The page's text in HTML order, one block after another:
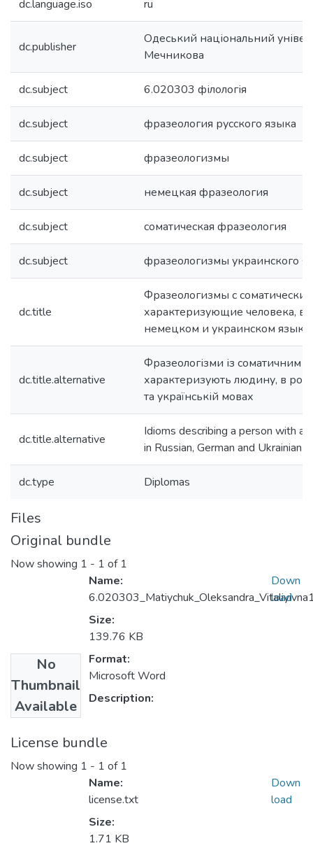
dc.language.iso ru
dc.publisher
Одеський національний
Мечникова
dc.subject 6.020303 філологія
dc.subject фразеология русского языка
dc.subject фразеологизмы
dc.subject немецкая фразеология
dc.subject соматическая фразеология
dc.subject фразеологизмы украинского
dc.title
Фразеологизмы с
характеризующие человека, в
немецком и украинском
dc.title.alternative
Фразеологізми із соматичним
характеризують людину, в
та українській мовах
dc.title.alternative
Idioms describing a person with a
in Russian, German and Ukrainian
dc.type Diplomas
Files
Original bundle
Now showing 1 - 1 of 1
No
Thumbnail
Available
Name:
Size:
139.76 KB
Format:
Microsoft Word
Description:
Down
load
License bundle
Now showing 1 - 1 of 1
Name:
license.txt
Size:
1.71 KB
Down
load